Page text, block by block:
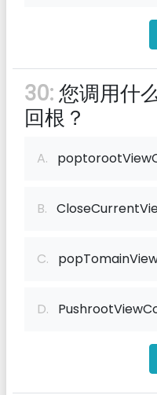
30:您调用什
回根？
A.
B.
C.
D.